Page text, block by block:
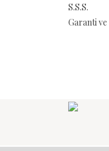
S.S.S.
Garanti ve